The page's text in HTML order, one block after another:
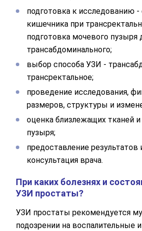
подготовка к исследованию
кишечника при
подготовка мочевого пузыря
трансабдоминального;
выбор способа УЗИ -
трансректальное;
проведение исследования,
размеров, структуры и
оценка близлежащих тканей
пузыря;
предоставление результатов
консультация врача.
При каких болезнях и
УЗИ простаты?
УЗИ простаты рекомендуется
подозрении на воспалительные